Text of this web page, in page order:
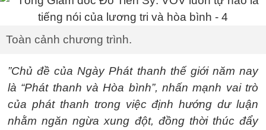
Toàn cảnh chương trình.
”Chủ đề của Ngày Phát thanh thế giới năm nay
là “Phát thanh và Hòa bình”, nhấn mạnh vai trò
của phát thanh trong việc định hướng dư luận
nhằm ngăn ngừa xung đột, đồng thời thúc đẩy